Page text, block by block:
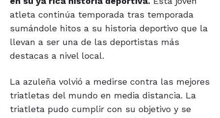
atleta continúa temporada tras temporada
sumándole hitos a su historia deportivo que la
llevan a ser una de las deportistas más
destacas a nivel local.
La azuleña volvió a medirse contra las mejores
triatletas del mundo en media distancia. La
triatleta pudo cumplir con su objetivo y se